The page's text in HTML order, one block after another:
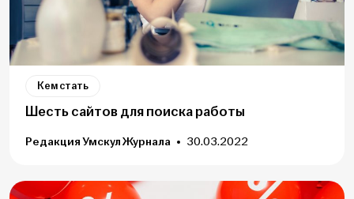
Кем стать
Шесть сайтов для поиска работы
Редакция Умскул Журнала 30.03.2022